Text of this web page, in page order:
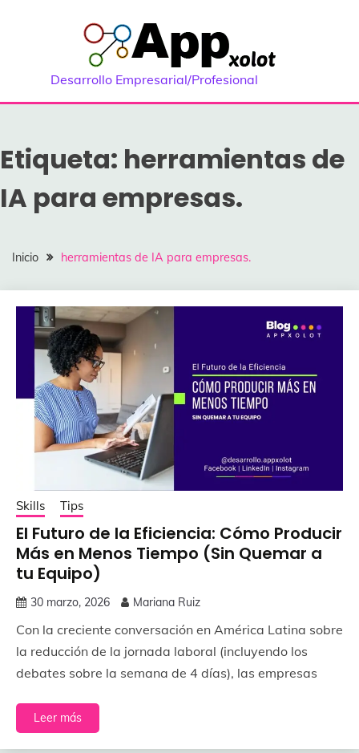
Desarrollo Empresarial/Profesional
Etiqueta: herramientas de
IA para empresas.
Inicio herramientas de IA para empresas.
Skills Tips
El Futuro de la Eficiencia: Cómo Producir
Más en Menos Tiempo (Sin Quemar a
tu Equipo)
30 marzo, 2026 Mariana Ruiz
Con la creciente conversación en América Latina sobre
la reducción de la jornada laboral (incluyendo los
debates sobre la semana de 4 días), las empresas
Leer más